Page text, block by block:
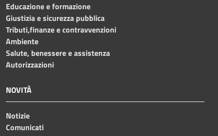
Educazione e formazione
Giustizia e sicurezza pubblica
Tributi,finanze e contravvenzioni
Ambiente
Salute, benessere e assistenza
Autorizzazioni
NOVITÀ
Notizie
Comunicati